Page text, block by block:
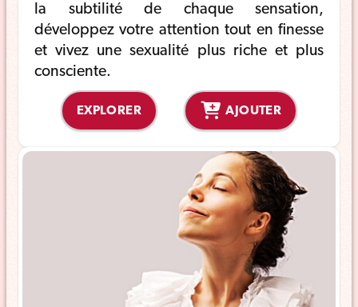
la subtilité de chaque sensation,
développez votre attention tout en finesse
et vivez une sexualité plus riche et plus
consciente.
EXPLORER AJOUTER